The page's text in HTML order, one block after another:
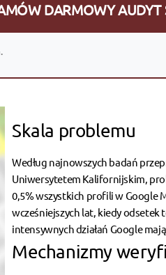
DARMOWY AUDYT
Skala problemu
Według najnowszych badań
Uniwersytetem Kalifornijskim,
0,5% wszystkich profili w Google
wcześniejszych lat, kiedy odsetek
intensywnych działań Google
Mechanizmy